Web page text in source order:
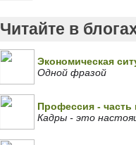
Читайте в
Экономическая
Одной фразой
Профессия -
Кадры - это